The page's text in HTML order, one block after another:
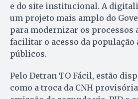
e do site institucional. A
um projeto mais amplo do
para modernizar os processos
facilitar o acesso da população
públicos.
Pelo Detran TO Fácil, estão
como a troca da CNH